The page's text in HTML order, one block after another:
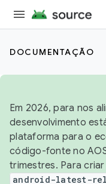
DOCUMENTAÇÃO
Em 2026, para nos
desenvolvimento
plataforma para o
código-fonte no
trimestres. Para
android-latest-